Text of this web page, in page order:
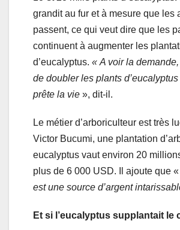
grandit au fur et à mesure que les
passent, ce qui veut dire que les
continuent à augmenter les
d’eucalyptus. « A voir la
de doubler les plants
prête la vie », dit-il.
Le métier d’arboriculteur est très
Victor Bucumi, une plantation
eucalyptus vaut environ 20
plus de 6 000 USD. Il ajoute que «
est une source d’argent
Et si l’eucalyptus supplantait le